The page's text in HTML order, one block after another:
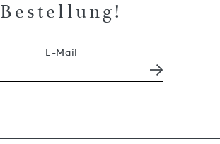
Bestellung!
E-Mail